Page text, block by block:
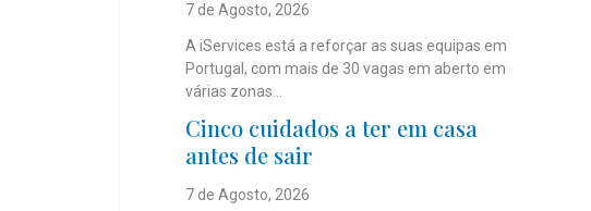
7 de Agosto, 2026
A iServices está a reforçar as suas equipas em
Portugal, com mais de 30 vagas em aberto em
várias zonas...
Cinco cuidados a ter em casa
antes de sair
7 de Agosto, 2026